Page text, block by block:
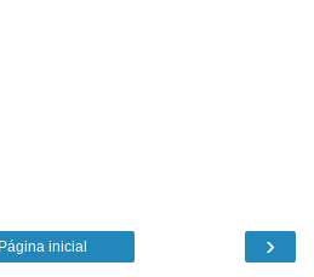
›
Página inicial